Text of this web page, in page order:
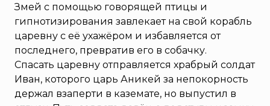
Змей с помощью говорящей птицы и
гипнотизирования завлекает на свой корабль
царевну с её ухажёром и избавляется от
последнего, превратив его в собачку.
Спасать царевну отправляется храбрый солдат
Иван, которого царь Аникей за непокорность
держал взаперти в каземате, но выпустил в